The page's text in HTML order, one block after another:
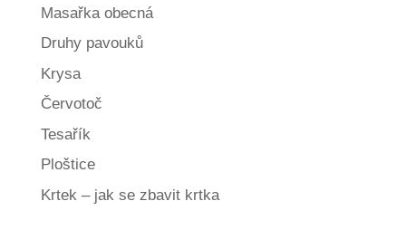
Masařka obecná
Druhy pavouků
Krysa
Červotoč
Tesařík
Ploštice
Krtek – jak se zbavit krtka